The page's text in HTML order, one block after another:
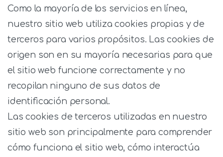
Como la mayoría de los servicios en línea,
nuestro sitio web utiliza cookies propias y de
terceros para varios propósitos. Las cookies de
origen son en su mayoría necesarias para que
el sitio web funcione correctamente y no
recopilan ninguno de sus datos de
identificación personal.
Las cookies de terceros utilizadas en nuestro
sitio web son principalmente para comprender
cómo funciona el sitio web, cómo interactúa